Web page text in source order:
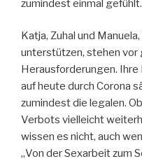
zumindest einmal gefühlt.
Katja, Zuhal und
unterstützen, stehen vor
Herausforderungen.
auf heute durch Corona
zumindest die legalen.
Verbots vielleicht
wissen es nicht, auch
„Von der Sexarbeit zum